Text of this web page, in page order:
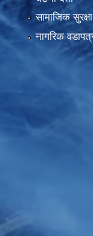
सामाजिक सुरक्षा
नागरिक